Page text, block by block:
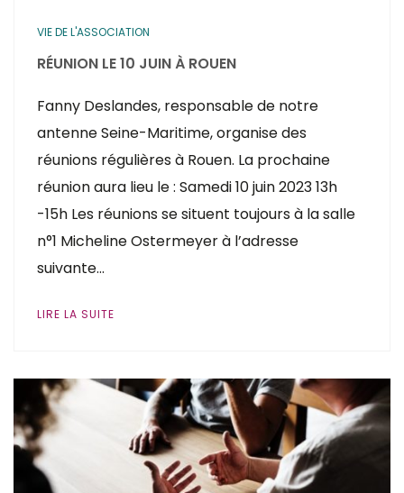
VIE DE L'ASSOCIATION
RÉUNION LE 10 JUIN À ROUEN
Fanny Deslandes, responsable de notre
antenne Seine-Maritime, organise des
réunions régulières à Rouen. La prochaine
réunion aura lieu le : Samedi 10 juin 2023 13h
-15h Les réunions se situent toujours à la salle
n°1 Micheline Ostermeyer à l’adresse
suivante…
LIRE LA SUITE